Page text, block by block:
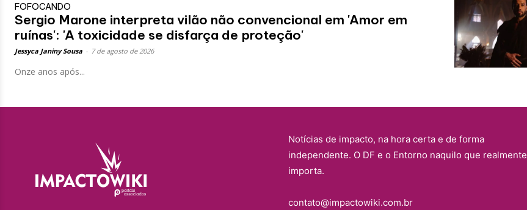
FOFOCANDO
Sergio Marone interpreta vilão não convencional em 'Amor em
ruínas': 'A toxicidade se disfarça de proteção'
Jessyca Janiny Sousa 7 de agosto de 2026
Onze anos após...
Notícias de impacto, na hora certa e de forma
independente. O DF e o Entorno naquilo que realmente
importa.
contato@impactowiki.com.br